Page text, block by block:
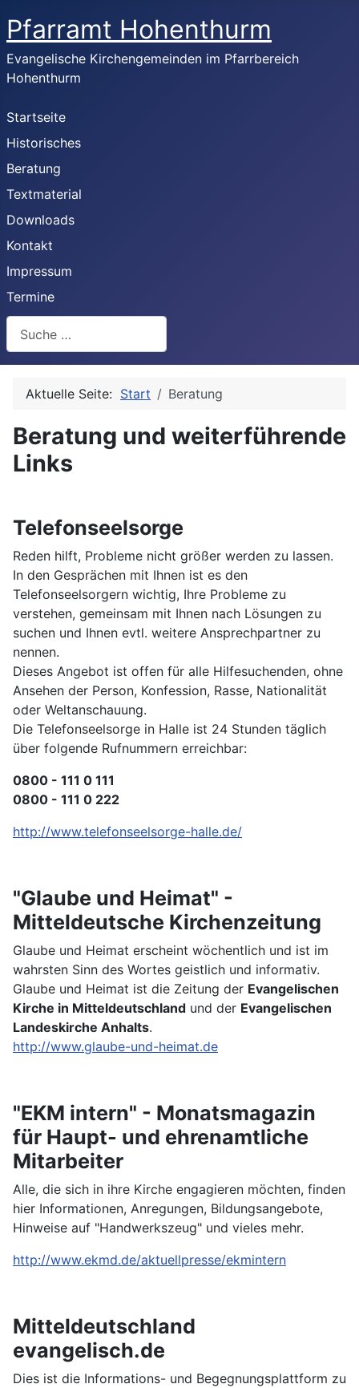
Pfarramt Hohenthurm
Evangelische Kirchengemeinden im Pfarrbereich
Hohenthurm
Startseite
Historisches
Beratung
Textmaterial
Downloads
Kontakt
Impressum
Termine
Aktuelle Seite: Start Beratung
Beratung und weiterführende
Links
Telefonseelsorge
Reden hilft, Probleme nicht größer werden zu lassen.
In den Gesprächen mit Ihnen ist es den
Telefonseelsorgern wichtig, Ihre Probleme zu
verstehen, gemeinsam mit Ihnen nach Lösungen zu
suchen und Ihnen evtl. weitere Ansprechpartner zu
nennen.
Dieses Angebot ist offen für alle Hilfesuchenden, ohne
Ansehen der Person, Konfession, Rasse, Nationalität
oder Weltanschauung.
Die Telefonseelsorge in Halle ist 24 Stunden täglich
über folgende Rufnummern erreichbar:
0800 - 111 0 111
0800 - 111 0 222
http://www.telefonseelsorge-halle.de/
"Glaube und Heimat" -
Mitteldeutsche Kirchenzeitung
Glaube und Heimat erscheint wöchentlich und ist im
wahrsten Sinn des Wortes geistlich und informativ.
Glaube und Heimat ist die Zeitung der Evangelischen
Kirche in Mitteldeutschland und der Evangelischen
Landeskirche Anhalts.
http://www.glaube-und-heimat.de
"EKM intern" - Monatsmagazin
für Haupt- und ehrenamtliche
Mitarbeiter
Alle, die sich in ihre Kirche engagieren möchten, finden
hier Informationen, Anregungen, Bildungsangebote,
Hinweise auf "Handwerkszeug" und vieles mehr.
http://www.ekmd.de/aktuellpresse/ekmintern
Mitteldeutschland
evangelisch.de
Dies ist die Informations- und Begegnungsplattform zu